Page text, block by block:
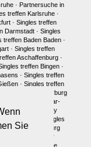
Sie
· Partnersuche in
treffen Karlsruhe·
· Singles treffen
Darmstadt· Singles
treffen Baden Baden·
· Singles treffen
Aschaffenburg·
treffen Bingen ·
· Singles treffen
· Singles treffen
Singles treffen Marburg
Singles treffen Idar-
·
Single Party
Singles
Singles Regensburg
Single Männer
Mainz Single